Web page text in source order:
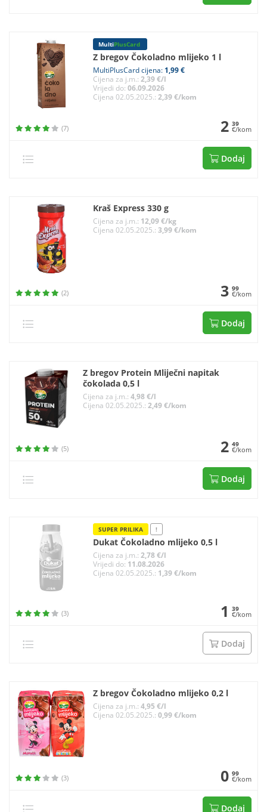
MultiPlusCard
Z bregov Čokoladno mlijeko 1 l
MultiPlusCard cijena: 1,99 €
Cijena za j.m.: 2,39 €/l
Vrijedi do: 06.09.2026
Cijena 02.05.2025.: 2,39 €/kom
(7) 2 39
€/kom
Dodaj
Kraš Express 330 g
Cijena za j.m.: 12,09 €/kg
Cijena 02.05.2025.: 3,99 €/kom
(2) 3 99
€/kom
Dodaj
Z bregov Protein Mliječni napitak
čokolada 0,5 l
Cijena za j.m.:4,98 €/l
Cijena 02.05.2025.:2,49 €/kom
(5) 2 49
€/kom
Dodaj
SUPER PRILIKA !
Dukat Čokoladno mlijeko 0,5 l
Cijena za j.m.: 2,78 €/l
Vrijedi do: 11.08.2026
Cijena 02.05.2025.: 1,39 €/kom
(3) 1 39
€/kom
Dodaj
Z bregov Čokoladno mlijeko 0,2 l
Cijena za j.m.: 4,95 €/l
Cijena 02.05.2025.: 0,99 €/kom
(3) 0 99
€/kom
Dodaj